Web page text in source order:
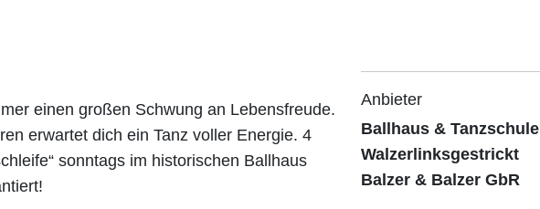
einen großen Schwung an Lebensfreude.
erwartet dich ein Tanz voller Energie. 4
sonntags im historischen Ballhaus
Anbieter
Ballhaus & Tanzschule
Walzerlinksgestrickt
Balzer & Balzer GbR